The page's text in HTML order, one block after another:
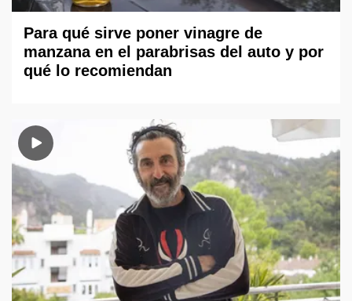
Para qué sirve poner vinagre de
manzana en el parabrisas del auto y por
qué lo recomiendan